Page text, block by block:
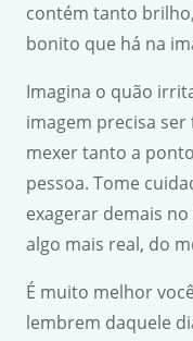
contém tanto
bonito que há na
Imagina o quão
imagem precisa
mexer tanto a
pessoa. Tome
exagerar demais
algo mais real, do
É muito melhor
lembrem daquele